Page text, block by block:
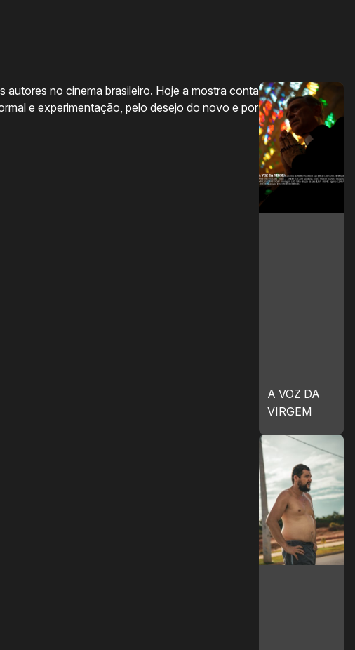
no cinema brasileiro. Hoje a mostra conta
e experimentação, pelo desejo do novo e por
A VOZ DA
VIRGEM